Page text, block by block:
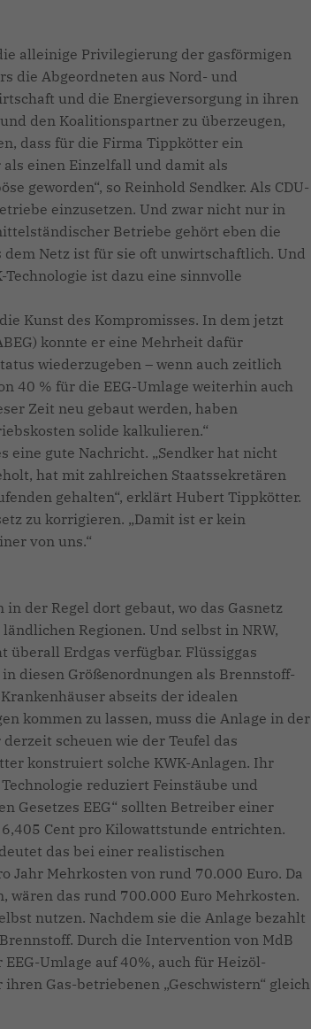
alleinige Privilegierung der gasförmigen
die Abgeordneten aus Nord- und
und die Energieversorgung in ihren
den Koalitionspartner zu überzeugen,
dass für die Firma Tippkötter ein
einen Einzelfall und damit als
geworden“, so Reinhold Sendker. Als CDU-
einzusetzen. Und zwar nicht nur in
Betriebe gehört eben die
Netz ist für sie oft unwirtschaftlich. Und
ist dazu eine sinnvolle
Kunst des Kompromisses. In dem jetzt
konnte er eine Mehrheit dafür
wiederzugeben – wenn auch zeitlich
40 % für die EEG-Umlage weiterhin auch
Zeit neu gebaut werden, haben
solide kalkulieren.“
gute Nachricht. „Sendker hat nicht
hat mit zahlreichen Staatssekretären
gehalten“, erklärt Hubert Tippkötter.
zu korrigieren. „Damit ist er kein
von uns.“
der Regel dort gebaut, wo das Gasnetz
Regionen. Und selbst in NRW,
Erdgas verfügbar. Flüssiggas
diesen Größenordnungen als Brennstoff-
abseits der idealen
kommen zu lassen, muss die Anlage in der
scheuen wie der Teufel das
konstruiert solche KWK-Anlagen. Ihr
reduziert Feinstäube und
Gesetzes EEG“ sollten Betreiber einer
Cent pro Kilowattstunde entrichten.
das bei einer realistischen
Jahr Mehrkosten von rund 70.000 Euro. Da
wären das rund 700.000 Euro Mehrkosten.
nutzen. Nachdem sie die Anlage bezahlt
Durch die Intervention von MdB
Umlage auf 40%, auch für Heizöl-
Gas-betriebenen „Geschwistern“ gleich